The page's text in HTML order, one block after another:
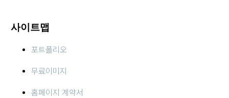
사이트맵
포트폴리오
무료이미지
홈페이지 계약서